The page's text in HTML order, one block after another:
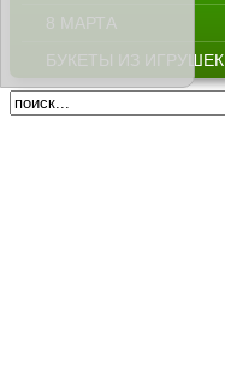
8 МАРТА
БУКЕТЫ ИЗ ИГРУШЕК